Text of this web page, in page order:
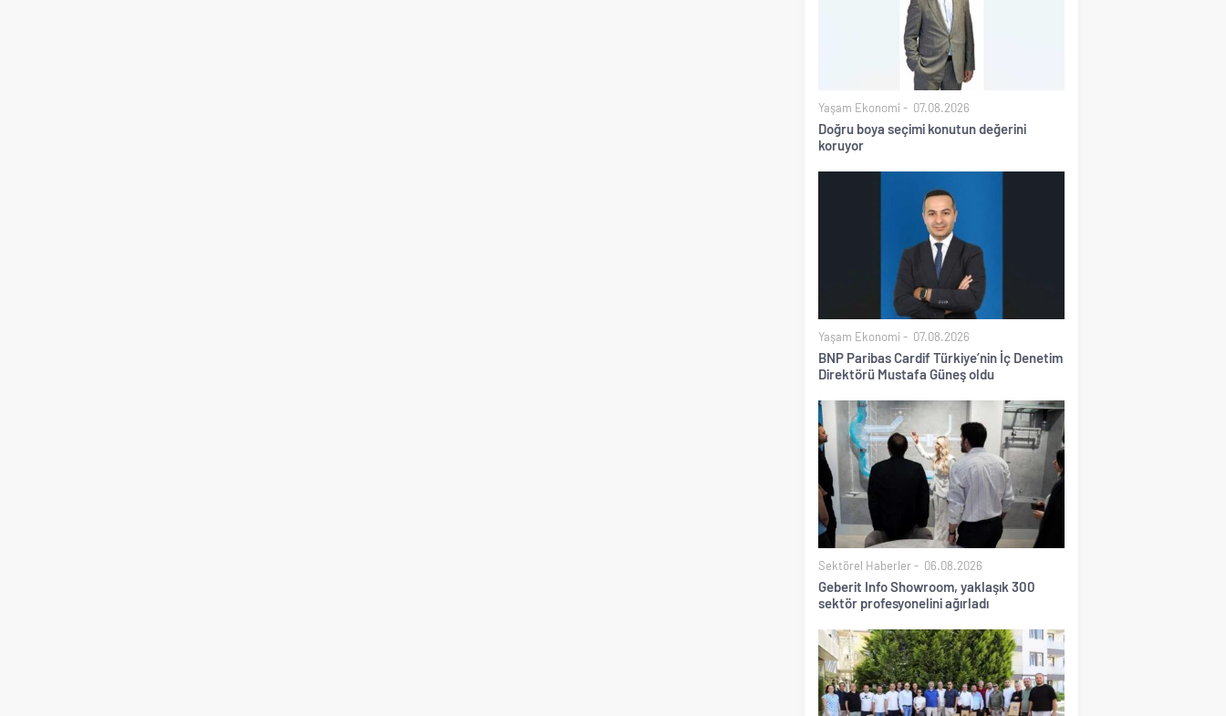
Yaşam Ekonomi 07.08.2026
Doğru boya seçimi konutun değerini
koruyor
Yaşam Ekonomi 07.08.2026
BNP Paribas Cardif Türkiye’nin İç Denetim
Direktörü Mustafa Güneş oldu
Sektörel Haberler 06.08.2026
Geberit Info Showroom, yaklaşık 300
sektör profesyonelini ağırladı